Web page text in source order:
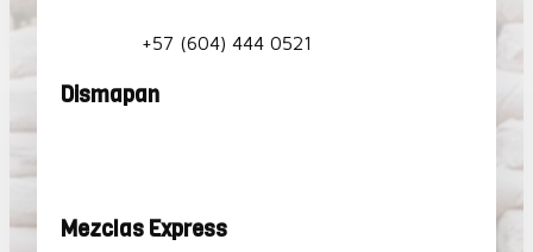
+57 (604) 444 0521
Dismapan
Mezclas Express